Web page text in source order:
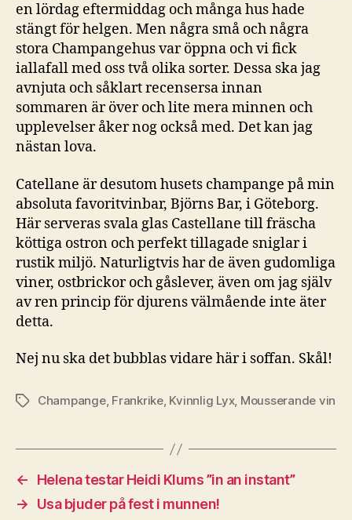
en lördag eftermiddag och många hus hade
stängt för helgen. Men några små och några
stora Champangehus var öppna och vi fick
iallafall med oss två olika sorter. Dessa ska jag
avnjuta och såklart recensersa innan
sommaren är över och lite mera minnen och
upplevelser åker nog också med. Det kan jag
nästan lova.
Catellane är desutom husets champange på min
absoluta favoritvinbar, Björns Bar, i Göteborg.
Här serveras svala glas Castellane till fräscha
köttiga ostron och perfekt tillagade sniglar i
rustik miljö. Naturligtvis har de även gudomliga
viner, ostbrickor och gåslever, även om jag själv
av ren princip för djurens välmående inte äter
detta.
Nej nu ska det bubblas vidare här i soffan. Skål!
EtiketterChampange, Frankrike, Kvinnlig Lyx, Mousserande vin
←
Helena testar Heidi Klums ”in an instant”
→
Usa bjuder på fest i munnen!